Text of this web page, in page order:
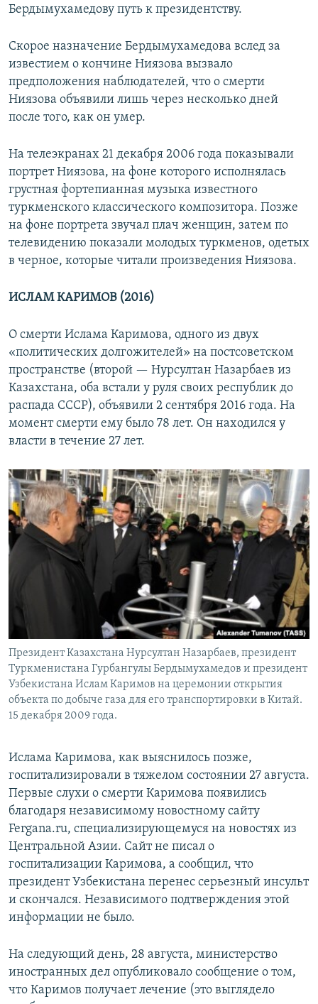
Бердымухамедову путь к президентству.
Скорое назначение Бердымухамедова вслед за
известием о кончине Ниязова вызвало
предположения наблюдателей, что о смерти
Ниязова объявили лишь через несколько дней
после того, как он умер.
На телеэкранах 21 декабря 2006 года показывали
портрет Ниязова, на фоне которого исполнялась
грустная фортепианная музыка известного
туркменского классического композитора. Позже
на фоне портрета звучал плач женщин, затем по
телевидению показали молодых туркменов, одетых
в черное, которые читали произведения Ниязова.
ИСЛАМ КАРИМОВ (2016)
О смерти Ислама Каримова, одного из двух
«политических долгожителей» на постсоветском
пространстве (второй — Нурсултан Назарбаев из
Казахстана, оба встали у руля своих республик до
распада СССР), объявили 2 сентября 2016 года. На
момент смерти ему было 78 лет. Он находился у
власти в течение 27 лет.
Президент Казахстана Нурсултан Назарбаев, президент
Туркменистана Гурбангулы Бердымухамедов и президент
Узбекистана Ислам Каримов на церемонии открытия
объекта по добыче газа для его транспортировки в Китай.
15 декабря 2009 года.
Ислама Каримова, как выяснилось позже,
госпитализировали в тяжелом состоянии 27 августа.
Первые слухи о смерти Каримова появились
благодаря независимому новостному сайту
Fergana.ru, специализирующемуся на новостях из
Центральной Азии. Сайт не писал о
госпитализации Каримова, а сообщил, что
президент Узбекистана перенес серьезный инсульт
и скончался. Независимого подтверждения этой
информации не было.
На следующий день, 28 августа, министерство
иностранных дел опубликовало сообщение о том,
что Каримов получает лечение (это выглядело